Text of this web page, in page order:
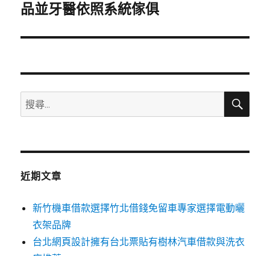
一
文
品並牙醫依照系統傢俱
搜
尋
鍵
搜
近期文章
新竹機車借款選擇竹北借錢免留車專家選擇電動曬
衣架品牌
台北網頁設計擁有台北票貼有樹林汽車借款與洗衣